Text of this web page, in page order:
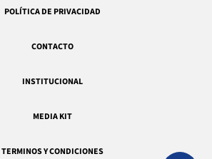
POLÍTICA DE PRIVACIDAD
CONTACTO
INSTITUCIONAL
MEDIA KIT
TERMINOS Y CONDICIONES